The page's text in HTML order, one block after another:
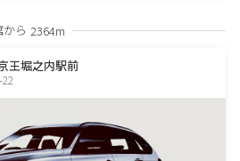
ら 2364m
王堀之内駅前